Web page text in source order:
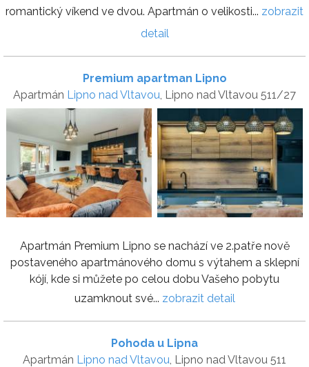
romantický víkend ve dvou. Apartmán o velikosti... zobrazit
detail
Premium apartman Lipno
Apartmán Lipno nad Vltavou, Lipno nad Vltavou 511/27
Apartmán Premium Lipno se nachází ve 2.patře nově
postaveného apartmánového domu s výtahem a sklepní
kójí, kde si můžete po celou dobu Vašeho pobytu
uzamknout své... zobrazit detail
Pohoda u Lipna
Apartmán Lipno nad Vltavou, Lipno nad Vltavou 511